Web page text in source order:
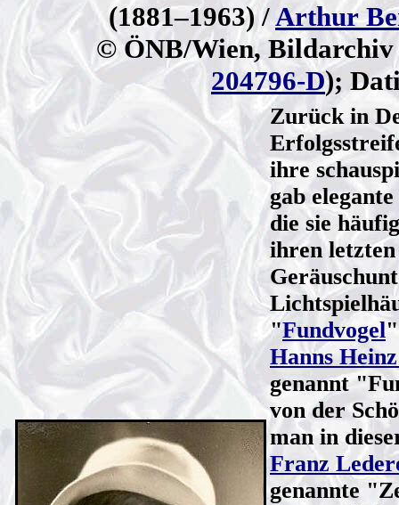
(1881–1963) /Arthur
© ÖNB/Wien, Bildarchiv
204796-D);
Zurück in
ihre
gab
die sie
ihren
"Fundvogel"
Hanns
genannt
von der
man in
Franz
genannte